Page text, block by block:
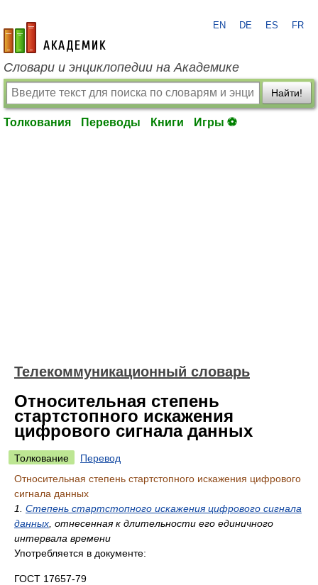
academic.ru
EN DE ES FR
Словари и энциклопедии на Академике
Найти!
Толкования Переводы Книги Игры ⚽
Телекоммуникационный словарь
Относительная степень
стартстопного искажения
цифрового сигнала данных
Толкование
Перевод
Относительная степень стартстопного искажения цифрового
сигнала данных
1. Степень стартстопного искажения цифрового сигнала
данных , отнесенная к длительности его единичного
интервала времени
Употребляется в документе:
ГОСТ 17657-79